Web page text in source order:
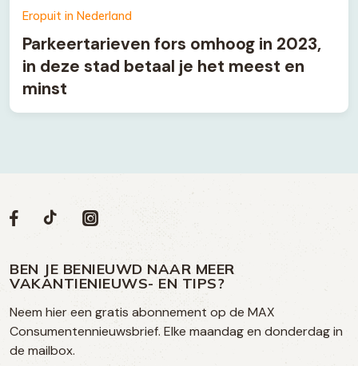
Eropuit in Nederland
Parkeertarieven fors omhoog in 2023,
in deze stad betaal je het meest en
minst
Volg
op
social
media
Social
Volg
op
Facebook
Volg
op
TikTok
Volg
op
Instagram
BEN JE BENIEUWD NAAR MEER
VAKANTIENIEUWS- EN TIPS?
Neem hier een gratis abonnement op de MAX
Consumentennieuwsbrief. Elke maandag en donderdag in
de mailbox.